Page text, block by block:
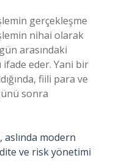
gerçekleşme
nihai olarak
arasındaki
eder. Yani bir
fiili para ve
sonra
modern
ve risk yönetimi